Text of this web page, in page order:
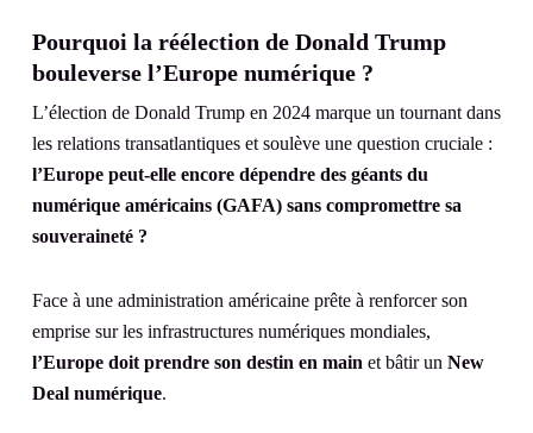
Pourquoi la réélection de Donald Trump
bouleverse l’Europe numérique ?
L’élection de Donald Trump en 2024 marque un tournant dans
les relations transatlantiques et soulève une question cruciale :
l’Europe peut-elle encore dépendre des géants du
numérique américains (GAFA) sans compromettre sa
souveraineté ?
Face à une administration américaine prête à renforcer son
emprise sur les infrastructures numériques mondiales,
l’Europe doit prendre son destin en main et bâtir un New
Deal numérique.